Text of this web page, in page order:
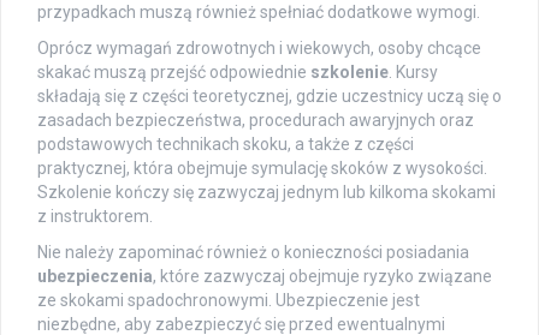
przypadkach muszą również spełniać dodatkowe wymogi.
Oprócz wymagań zdrowotnych i wiekowych, osoby chcące
skakać muszą przejść odpowiednie szkolenie . Kursy
składają się z części teoretycznej, gdzie uczestnicy uczą się o
zasadach bezpieczeństwa, procedurach awaryjnych oraz
podstawowych technikach skoku, a także z części
praktycznej, która obejmuje symulację skoków z wysokości.
Szkolenie kończy się zazwyczaj jednym lub kilkoma skokami
z instruktorem.
Nie należy zapominać również o konieczności posiadania
ubezpieczenia, które zazwyczaj obejmuje ryzyko związane
ze skokami spadochronowymi. Ubezpieczenie jest
niezbędne, aby zabezpieczyć się przed ewentualnymi